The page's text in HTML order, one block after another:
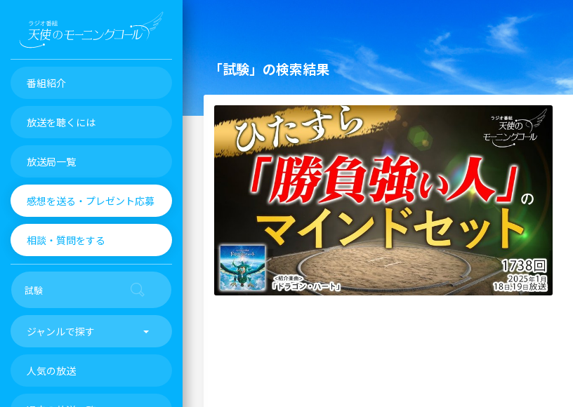
番組紹介
放送を聴くには
放送局一覧
感想を送る・プレゼント応募
相談・質問をする
ジャンルで探す
人気の放送
「試験」の検索結果